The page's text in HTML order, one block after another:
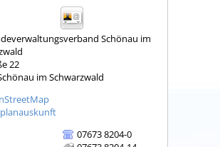
Schönau im
22
im Schwarzwald
07673 8204-0